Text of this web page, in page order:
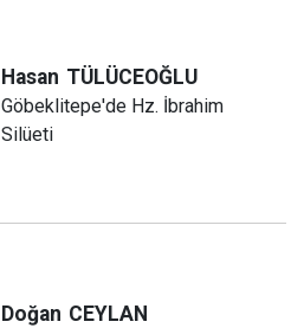
Hasan TÜLÜCEOĞLU
Göbeklitepe'de Hz. İbrahim
Silüeti
Doğan CEYLAN